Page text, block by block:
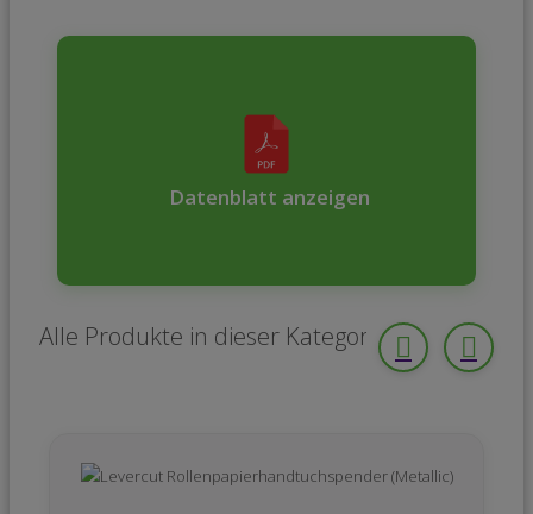
Datenblatt anzeigen
Alle Produkte in dieser Kategorie